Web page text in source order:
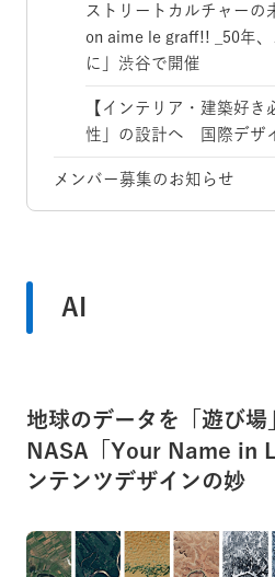
ストリートカルチャーの
on aime le graff!! _50年
に」渋谷で開催
【インテリア・建築好
性」の設計へ 国際デザ
メンバー募集のお知らせ
AI
地球のデータを「遊び場
NASA「Your Name in
ンテンツデザインの妙